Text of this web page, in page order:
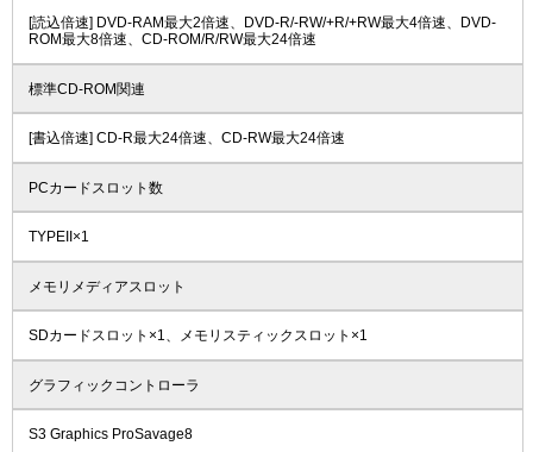
[読込倍速] DVD-RAM最大2倍速、DVD-R/-RW/+R/+RW最大4倍速、DVD-
ROM最大8倍速、CD-ROM/R/RW最大24倍速
標準CD-ROM関連
[書込倍速] CD-R最大24倍速、CD-RW最大24倍速
PCカードスロット数
TYPEII×1
メモリメディアスロット
SDカードスロット×1、メモリスティックスロット×1
グラフィックコントローラ
S3 Graphics ProSavage8